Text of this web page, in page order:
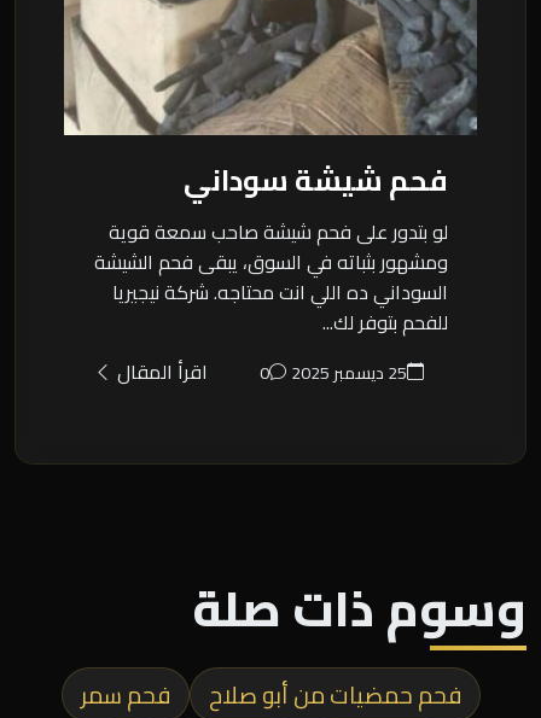
فحم شيشة سوداني
لو بتدور على فحم شيشة صاحب سمعة قوية
ومشهور بثباته في السوق، يبقى فحم الشيشة
السوداني ده اللي انت محتاجه. شركة نيجيريا
للفحم بتوفر لك...
25 ديسمبر 2025 0 اقرأ المقال
وسوم ذات صلة
فحم حمضيات من أبو صلاح
فحم سمر